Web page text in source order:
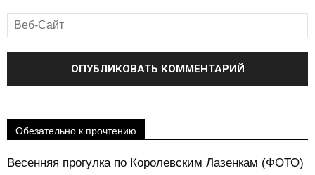
Обезательно к прочтению
Весенняя прогулка по Королевским Лазенкам (ФОТО)